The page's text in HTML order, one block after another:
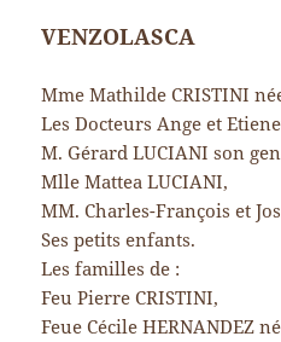
VENZOLASCA
Mme Mathilde CRISTINI
Les Docteurs Ange et
M. Gérard LUCIANI son
Mlle Mattea LUCIANI,
MM. Charles-François et
Ses petits enfants.
Les familles de :
Feu Pierre CRISTINI,
Feue Cécile HERNANDEZ